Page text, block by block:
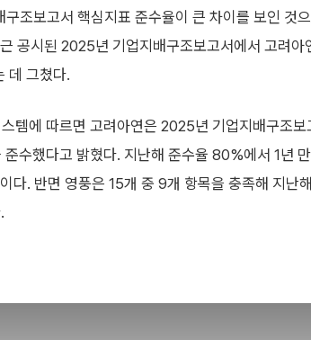
조보고서 핵심지표 준수율이 큰 차이를 보인 것
공시된 2025년 기업지배구조보고서에서 고려아
데 그쳤다.
템에 따르면 고려아연은 2025년 기업지배구조보
수했다고 밝혔다. 지난해 준수율 80%에서 1년 만
다. 반면 영풍은 15개 중 9개 항목을 충족해 지난